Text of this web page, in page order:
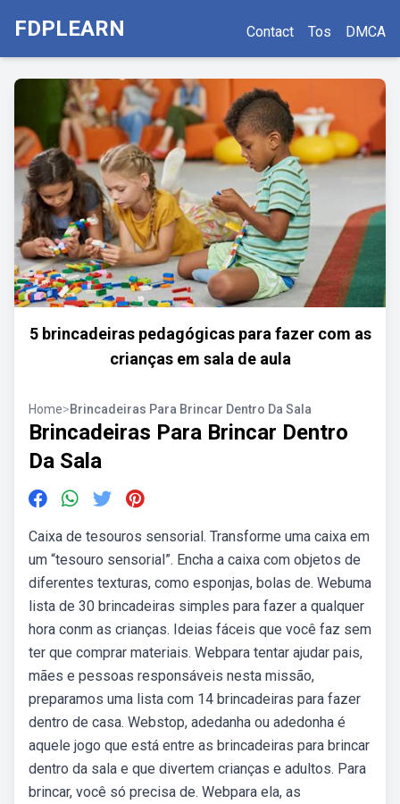
FDPLEARN Contact Tos DMCA
5 brincadeiras pedagógicas para fazer com as
crianças em sala de aula
Home>Brincadeiras Para Brincar Dentro Da Sala
Brincadeiras Para Brincar Dentro
Da Sala
Caixa de tesouros sensorial. Transforme uma caixa em
um “tesouro sensorial”. Encha a caixa com objetos de
diferentes texturas, como esponjas, bolas de. Webuma
lista de 30 brincadeiras simples para fazer a qualquer
hora conm as crianças. Ideias fáceis que você faz sem
ter que comprar materiais. Webpara tentar ajudar pais,
mães e pessoas responsáveis nesta missão,
preparamos uma lista com 14 brincadeiras para fazer
dentro de casa. Webstop, adedanha ou adedonha é
aquele jogo que está entre as brincadeiras para brincar
dentro da sala e que divertem crianças e adultos. Para
brincar, você só precisa de. Webpara ela, as